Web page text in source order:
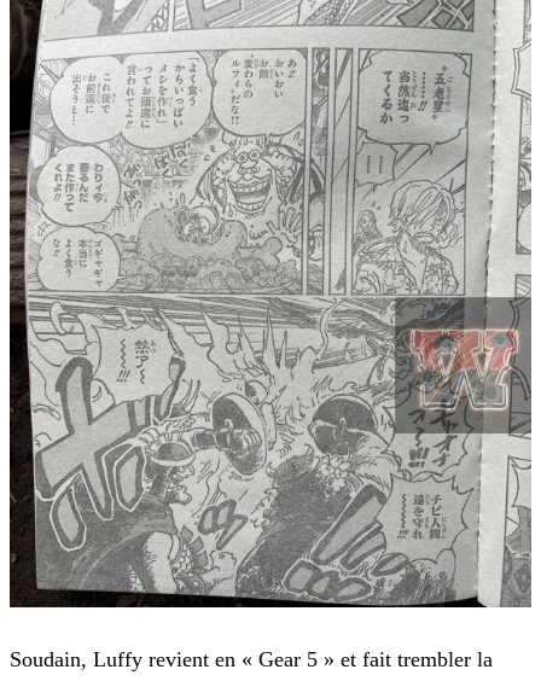
Soudain, Luffy revient en « Gear 5 » et fait trembler la